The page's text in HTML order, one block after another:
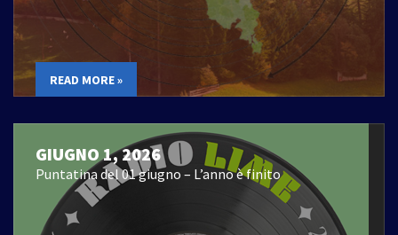
READ MORE »
GIUGNO 1, 2026
Puntatina del 01 giugno – L’anno è finito